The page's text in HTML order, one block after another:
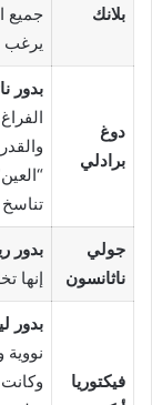
بلانك
جميع
يرغب
دوغ
برادلي
بدور
جولي
ناثانسون
بدور
إنها
فيكتوريا
بدور